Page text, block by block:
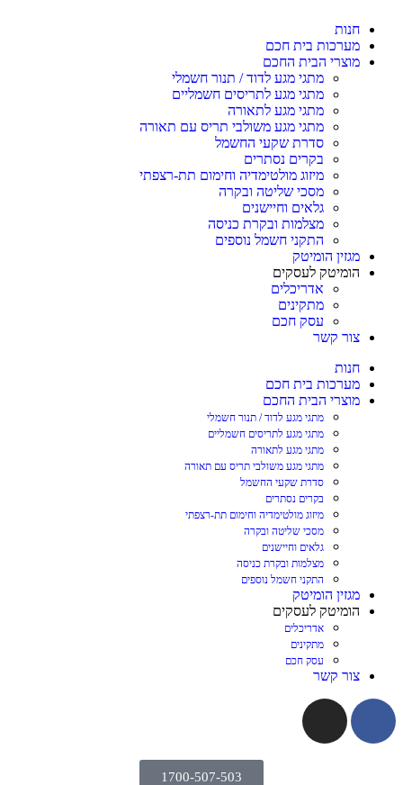
חנות
מערכות בית חכם
מוצרי הבית החכם
מתגי מגע לדוד / תנור חשמלי
מתגי מגע לתריסים חשמליים
מתגי מגע לתאורה
מתגי מגע משולבי תריס עם תאורה
סדרת שקעי החשמל
בקרים נסתרים
מיזוג מולטימדיה וחימום תת-רצפתי
מסכי שליטה ובקרה
גלאים וחיישנים
מצלמות ובקרת כניסה
התקני חשמל נוספים
מגזין הומיטק
הומיטק לעסקים
אדריכלים
מתקינים
עסק חכם
צור קשר
חנות
מערכות בית חכם
מוצרי הבית החכם
מתגי מגע לדוד / תנור חשמלי
מתגי מגע לתריסים חשמליים
מתגי מגע לתאורה
מתגי מגע משולבי תריס עם תאורה
סדרת שקעי החשמל
בקרים נסתרים
מיזוג מולטימדיה וחימום תת-רצפתי
מסכי שליטה ובקרה
גלאים וחיישנים
מצלמות ובקרת כניסה
התקני חשמל נוספים
מגזין הומיטק
הומיטק לעסקים
אדריכלים
מתקינים
עסק חכם
צור קשר
1700-507-503